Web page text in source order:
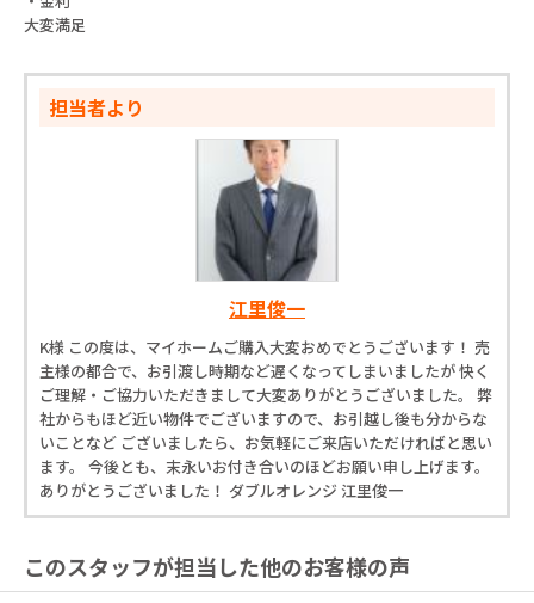
大変満足
担当者より
江里俊一
K様 この度は、マイホームご購入大変おめでとうございます！ 売
主様の都合で、お引渡し時期など遅くなってしまいましたが 快く
ご理解・ご協力いただきまして大変ありがとうございました。 弊
社からもほど近い物件でございますので、お引越し後も分からな
いことなど ございましたら、お気軽にご来店いただければと思い
ます。 今後とも、末永いお付き合いのほどお願い申し上げます。
ありがとうございました！ ダブルオレンジ 江里俊一
このスタッフが担当した他のお客様の声